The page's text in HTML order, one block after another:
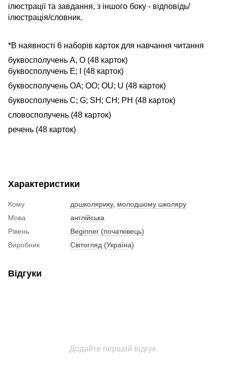
ілюстрації та завдання, з іншого боку - відповідь/
ілюстрація/словник.
*В наявності 6 наборів карток для навчання читання
буквосполучень A, O (48 карток)
буквосполучень E; I (48 карток)
буквосполучень OA; OO; OU; U (48 карток)
буквосполучень C; G; SH; CH; PH (48 карток)
словосполучень (48 карток)
речень (48 карток)
Характеристики
Кому дошколярику, молодшому школяру
Мова
англійська
Рівень
Beginner (початківець)
Виробник
Світогляд (Україна)
Відгуки
Додайте перший відгук